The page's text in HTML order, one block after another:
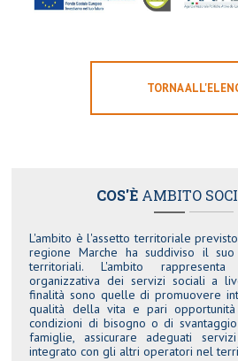
TORNA
COS'È AMBITO
L'ambito è l'assetto territoriale
regione Marche ha suddiviso il
territoriali. L'ambito
organizzativa dei servizi sociali a
finalità sono quelle di promuovere
qualità della vita e pari
condizioni di bisogno o di
famiglie, assicurare adeguati
integrato con gli altri operatori nel